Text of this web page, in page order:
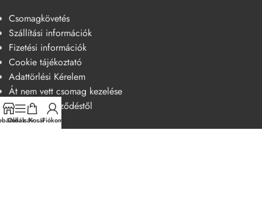
Csomagkövetés
Szállítási információk
Fizetési információk
Cookie tájékoztató
Adattörlési Kérelem
Át nem vett csomag kezelése
Elállás a szerződéstől
OldalsávKosárFiókom